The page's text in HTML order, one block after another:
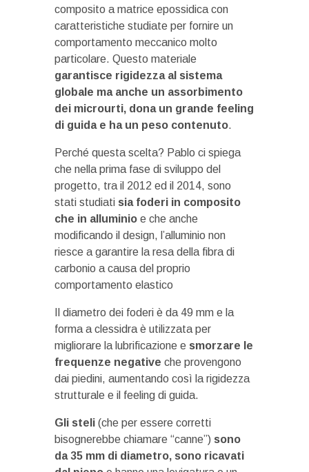
composito a matrice epossidica con
caratteristiche studiate per fornire un
comportamento meccanico molto
particolare. Questo materiale
garantisce rigidezza al sistema
globale ma anche un assorbimento
dei microurti, dona un grande feeling
di guida e ha un peso contenuto.
Perché questa scelta? Pablo ci spiega
che nella prima fase di sviluppo del
progetto, tra il 2012 ed il 2014, sono
stati studiati sia foderi in composito
che in alluminio e che anche
modificando il design, l’alluminio non
riesce a garantire la resa della fibra di
carbonio a causa del proprio
comportamento elastico
Il diametro dei foderi è da 49 mm e la
forma a clessidra è utilizzata per
migliorare la lubrificazione e smorzare le
frequenze negative che provengono
dai piedini, aumentando così la rigidezza
strutturale e il feeling di guida.
Gli steli (che per essere corretti
bisognerebbe chiamare “canne”) sono
da 35 mm di diametro, sono ricavati